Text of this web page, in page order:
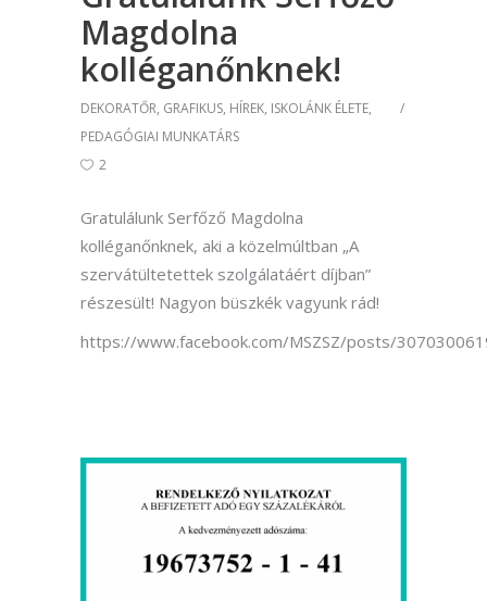
Magdolna
kolléganőnknek!
DEKORATŐR, GRAFIKUS, HÍREK, ISKOLÁNK ÉLETE,
PEDAGÓGIAI MUNKATÁRS
2
Gratulálunk Serfőző Magdolna
kolléganőnknek, aki a közelmúltban „A
szervátültetettek szolgálatáért díjban”
részesült! Nagyon büszkék vagyunk rád!
https://www.facebook.com/MSZSZ/posts/